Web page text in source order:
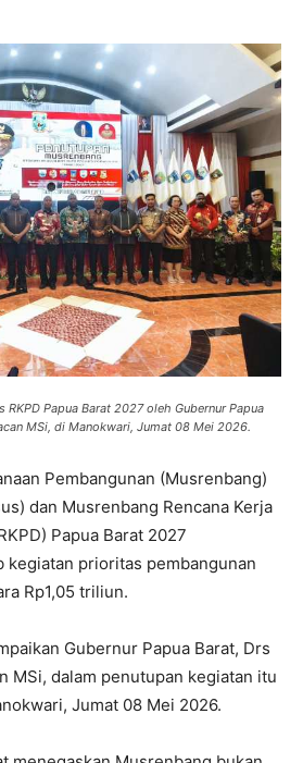
RKPD Papua Barat 2027 oleh Gubernur Papua
MSi, di Manokwari, Jumat 08 Mei 2026.
Pembangunan (Musrenbang)
dan Musrenbang Rencana Kerja
Papua Barat 2027
kegiatan prioritas pembangunan
Rp1,05 triliun.
Gubernur Papua Barat, Drs
MSi, dalam penutupan kegiatan itu
Jumat 08 Mei 2026.